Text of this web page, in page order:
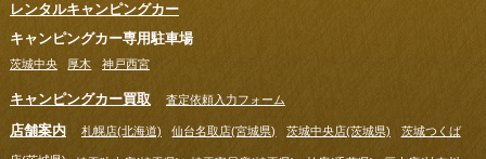
レンタルキャンピングカー
キャンピングカー専用駐車場
茨城中央 厚木 神戸西宮
キャンピングカー買取 査定依頼入力フォーム
店舗案内 札幌店(北海道) 仙台名取店(宮城県) 茨城中央店(茨城県) 茨城つくば